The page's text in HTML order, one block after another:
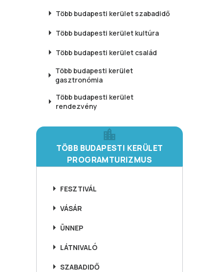
Több budapesti kerület szabadidő
Több budapesti kerület kultúra
Több budapesti kerület család
Több budapesti kerület
gasztronómia
Több budapesti kerület
rendezvény
TÖBB BUDAPESTI KERÜLET
PROGRAMTURIZMUS
FESZTIVÁL
VÁSÁR
ÜNNEP
LÁTNIVALÓ
SZABADIDŐ